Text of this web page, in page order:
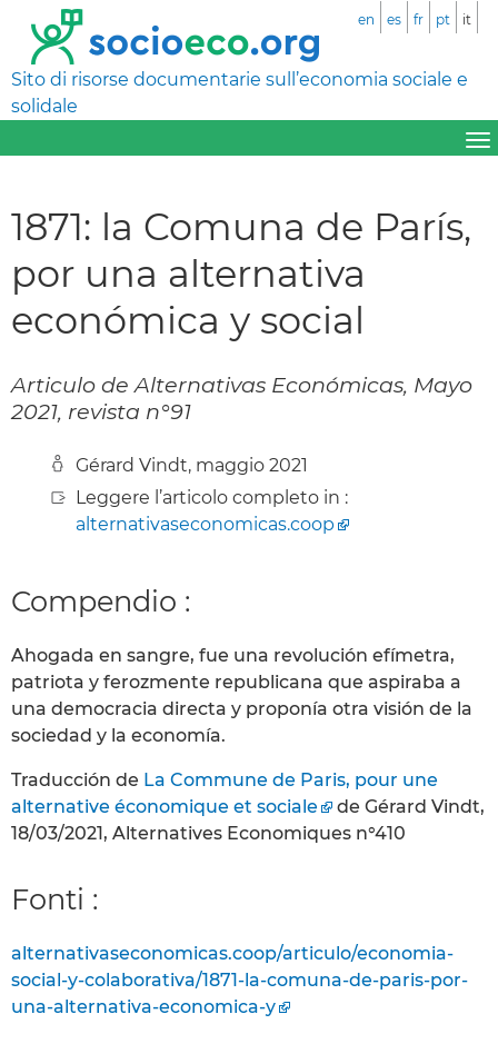
Sito di risorse documentarie sull’economia sociale e
solidale
en es fr pt it
1871: la Comuna de París,
por una alternativa
económica y social
Articulo de Alternativas Económicas, Mayo
2021, revista n°91
Gérard Vindt, maggio 2021
Leggere l’articolo completo in :
alternativaseconomicas.coop
Compendio :
Ahogada en sangre, fue una revolución efímetra,
patriota y ferozmente republicana que aspiraba a
una democracia directa y proponía otra visión de la
sociedad y la economía.
Traducción de La Commune de Paris, pour une
alternative économique et sociale
de Gérard Vindt,
18/03/2021, Alternatives Economiques n°410
Fonti :
alternativaseconomicas.coop/articulo/economia-
social-y-colaborativa/1871-la-comuna-de-paris-por-
una-alternativa-economica-y